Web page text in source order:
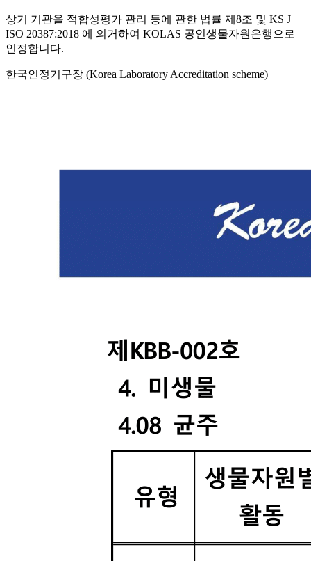
상기 기관을 적합성평가 관리 등에 관한 법률 제8조 및 KS J
ISO 20387:2018 에 의거하여 KOLAS 공인생물자원은행으로
인정합니다.
한국인정기구장 (Korea Laboratory Accreditation scheme)